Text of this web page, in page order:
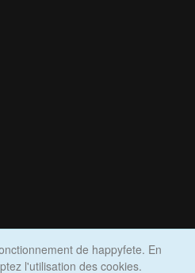
de happyfete. En
l'utilisation des cookies.